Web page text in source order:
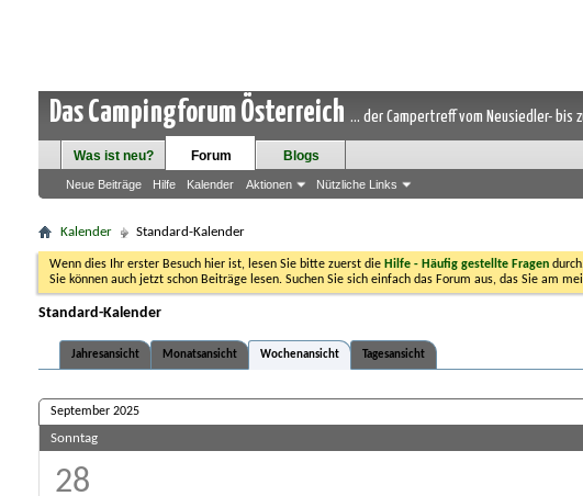
Das Campingforum Österreich ... der Campertreff vom Neusiedler- bis
Was ist neu? Forum
Neue Beiträge Hilfe Kalender Aktionen Nützliche Links
Blogs
Kalender Standard-Kalender
Wenn dies Ihr erster Besuch hier ist, lesen Sie bitte zuerst die Hilfe - Häufig gestellte Fragen
Sie können auch jetzt schon Beiträge lesen. Suchen Sie sich einfach das Forum aus, das Sie am
Standard-Kalender
Jahresansicht
Monatsansicht Wochenansicht Tagesansicht
September 2025
Sonntag
28